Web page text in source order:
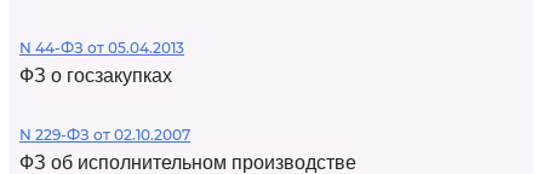
N 44-ФЗ от 05.04.2013
ФЗ о госзакупках
N 229-ФЗ от 02.10.2007
ФЗ об исполнительном производстве